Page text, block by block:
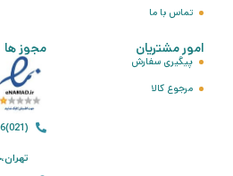
تماس با ما
امور مشتریان
پیگیری سفارش
مرجوع کالا
مجوز ها
(021)66976836 - 66976839